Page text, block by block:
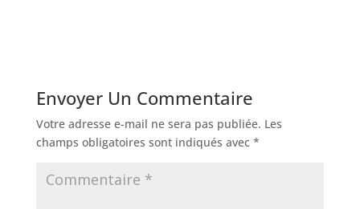
Envoyer Un Commentaire
Votre adresse e-mail ne sera pas publiée. Les
champs obligatoires sont indiqués avec *